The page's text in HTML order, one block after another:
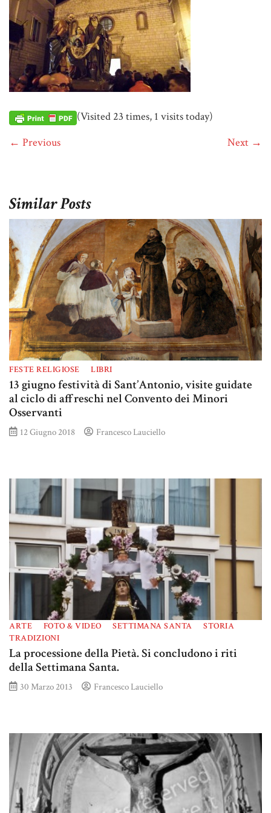
(Visited 23 times, 1 visits today)
← Previous
Next →
Similar Posts
FESTE RELIGIOSE LIBRI
13 giugno festività di Sant’Antonio, visite guidate
al ciclo di affreschi nel Convento dei Minori
Osservanti
12 Giugno 2018 Francesco Lauciello
ARTE FOTO & VIDEO SETTIMANA SANTA
STORIA
TRADIZIONI
La processione della Pietà. Si concludono i riti
della Settimana Santa.
30 Marzo 2013 Francesco Lauciello